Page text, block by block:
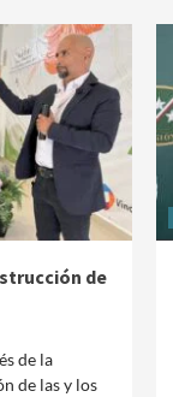
de
de la
de las y los